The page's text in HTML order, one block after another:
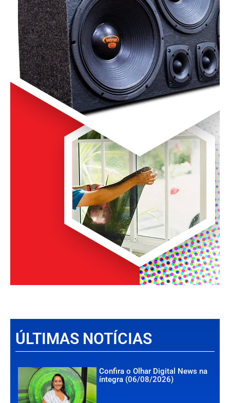
ÚLTIMAS NOTÍCIAS
Confira o Olhar Digital News na
íntegra (06/08/2026)